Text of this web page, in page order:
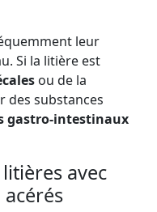
leur
Si la litière est
ou de la
des substances
gastro-intestinaux
avec